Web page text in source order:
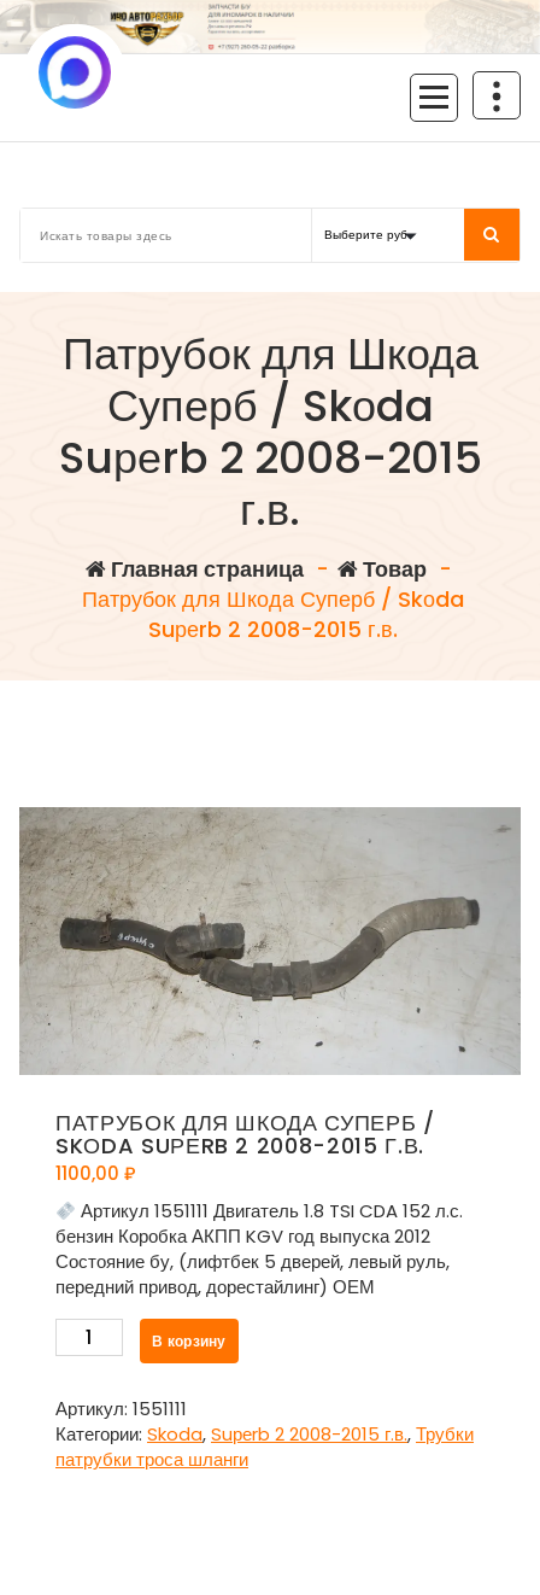
Перейти
к
содержимому
Патрубок для Шкода
Суперб / Skоda
Suреrb 2 2008-2015
г.в.
Главная страница- Товар-
Патрубок для Шкода Суперб / Skоda
Suреrb 2 2008-2015 г.в.
ПАТРУБОК ДЛЯ ШКОДА СУПЕРБ /
SKОDA SUРЕRB 2 2008-2015 Г.В.
1100,00 ₽
Артикул 1551111 Двигатель 1.8 TSI CDA 152 л.с.
бензин Коробка АКПП KGV год выпуска 2012
Состояние бу, (лифтбек 5 дверей, левый руль,
передний привод, дорестайлинг) ОЕМ
Количество
товара
для
Шкода
Суперб
В корзину
Артикул: 1551111
Категории: Skoda,Suреrb 2 2008-2015 г.в.,Трубки
патрубки троса шланги